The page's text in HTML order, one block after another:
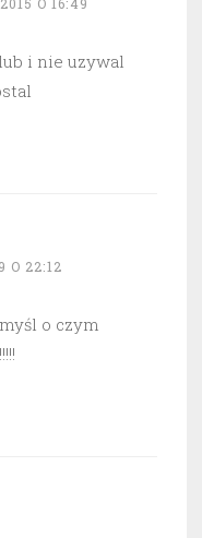
O 16:49
i nie uzywal
O 22:12
o czym